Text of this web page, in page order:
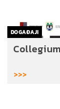
DOGAĐAJI
>>>